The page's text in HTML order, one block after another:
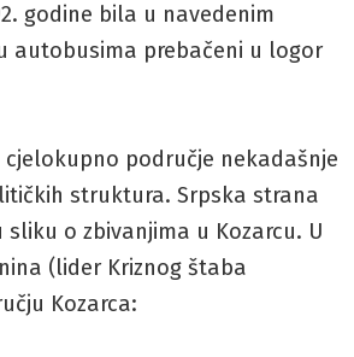
godine bila u navedenim
autobusima prebačeni u logor
područje nekadašnje
struktura. Srpska strana
o zbivanjima u Kozarcu. U
(lider Kriznog štaba
Kozarca: